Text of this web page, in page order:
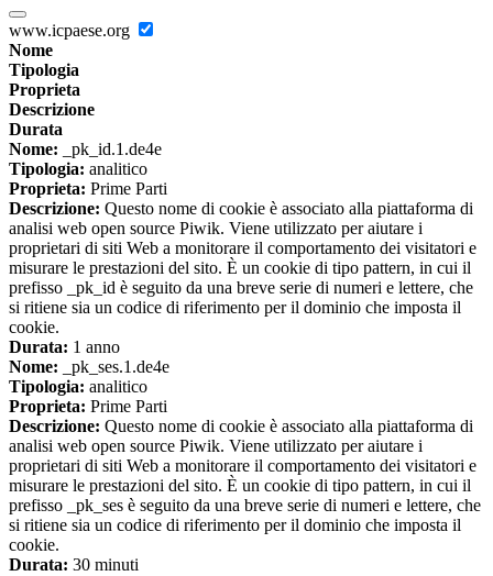
www.icpaese.org
Nome
Tipologia
Proprieta
Descrizione
Durata
Nome: _pk_id.1.de4e
Tipologia: analitico
Proprieta: Prime Parti
Descrizione: Questo nome di cookie è associato alla piattaforma di
analisi web open source Piwik. Viene utilizzato per aiutare i
proprietari di siti Web a monitorare il comportamento dei visitatori e
misurare le prestazioni del sito. È un cookie di tipo pattern, in cui il
prefisso _pk_id è seguito da una breve serie di numeri e lettere, che
si ritiene sia un codice di riferimento per il dominio che imposta il
cookie.
Durata: 1 anno
Nome: _pk_ses.1.de4e
Tipologia: analitico
Proprieta: Prime Parti
Descrizione: Questo nome di cookie è associato alla piattaforma di
analisi web open source Piwik. Viene utilizzato per aiutare i
proprietari di siti Web a monitorare il comportamento dei visitatori e
misurare le prestazioni del sito. È un cookie di tipo pattern, in cui il
prefisso _pk_ses è seguito da una breve serie di numeri e lettere, che
si ritiene sia un codice di riferimento per il dominio che imposta il
cookie.
Durata: 30 minuti